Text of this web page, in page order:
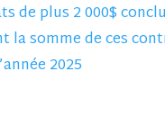
de plus 2 000$
la somme de ces
2025